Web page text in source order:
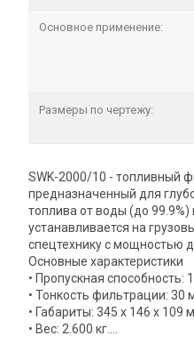
Основное применение:
Размеры по чертежу:
SWK-2000/10 - топливный
предназначенный для
топлива от воды (до
устанавливается на
спецтехнику с мощностью
Основные характеристики
• Пропускная способность:
• Тонкость
• Габариты: 345 x 146 x 109
• Вес: 2.600 кг.